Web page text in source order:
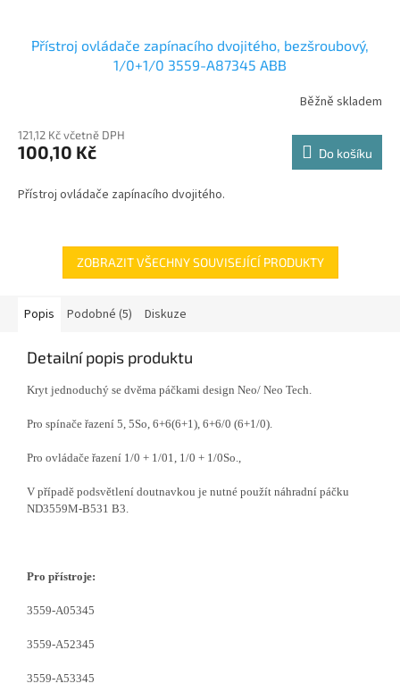
Přístroj ovládače zapínacího dvojitého, bezšroubový,
1/0+1/0 3559-A87345 ABB
Běžně skladem
121,12 Kč včetně DPH
100,10 Kč Do košíku
Přístroj ovládače zapínacího dvojitého.
ZOBRAZIT VŠECHNY SOUVISEJÍCÍ PRODUKTY
Popis Podobné (5) Diskuze
Detailní popis produktu
Kryt jednoduchý se dvěma páčkami design Neo/ Neo Tech.
Pro spínače řazení 5, 5So, 6+6(6+1), 6+6/0 (6+1/0).
Pro ovládače řazení 1/0 + 1/01, 1/0 + 1/0So.,
V případě podsvětlení doutnavkou je nutné použít náhradní páčku
ND3559M-B531 B3.
Pro přístroje:
3559-A05345
3559-A52345
3559-A53345